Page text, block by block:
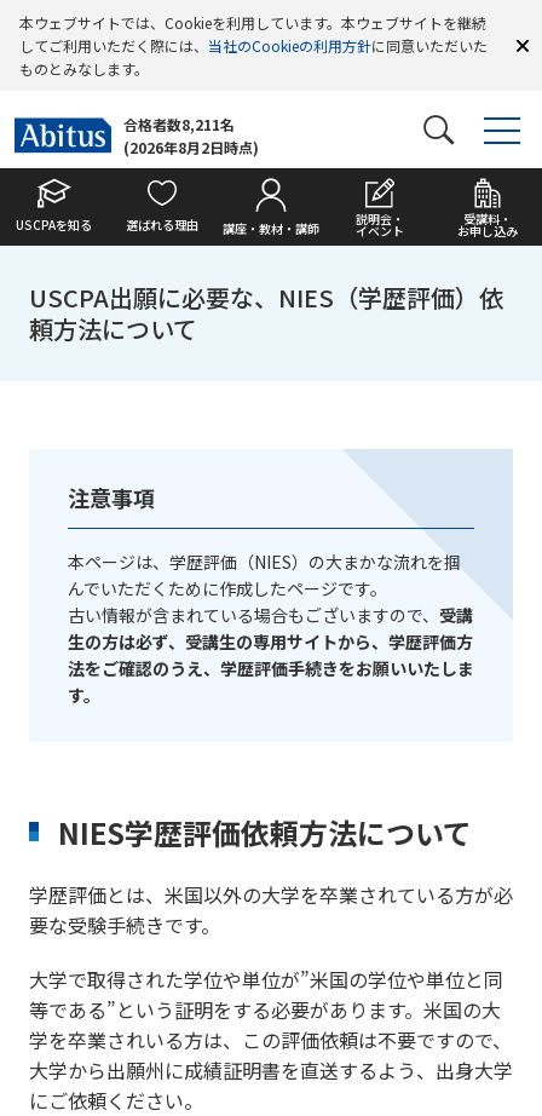
本ウェブサイトでは、Cookieを利用しています。本ウェブサイトを継続
してご利用いただく際には、 当社のCookieの利用方針に同意いただいた
ものとみなします。
合格者数8,211名
(2026年8月2日時点)
USCPAを知る 選ばれる理由 講座・教材・講師
説明会・
イベント
受講料・
お申し込み
USCPA出願に必要な、NIES（学歴評価）依
頼方法について
注意事項
本ページは、学歴評価（NIES）の大まかな流れを掴
んでいただくために作成したページです。
古い情報が含まれている場合もございますので、 受講
生の方は必ず、受講生の専用サイトから、学歴評価方
法をご確認のうえ、学歴評価手続きをお願いいたしま
す。
NIES学歴評価依頼方法について
学歴評価とは、米国以外の大学を卒業されている方が必
要な受験手続きです。
大学で取得された学位や単位が”米国の学位や単位と同
等である”という証明をする必要があります。米国の大
学を卒業されいる方は、この評価依頼は不要ですので、
大学から出願州に成績証明書を直送するよう、出身大学
にご依頼ください。